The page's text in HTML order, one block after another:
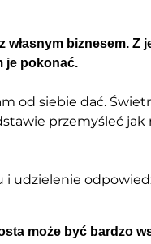
własnym biznesem. Z
je pokonać.
od siebie dać.
przemyśleć
udzielenie
może być bardzo